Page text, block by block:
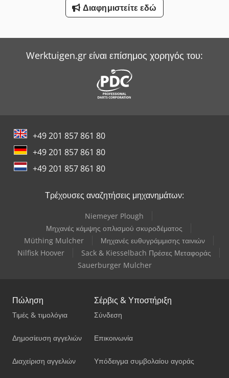
Witzig & Frank Μηχανές Μεταφοράς
Wurster & Dietz Μηχανές Κατασκευής Παλετών
Yale Picker
Διαφημιστείτε εδώ
Werktuigen.gr είναι επίσημος χορηγός του:
+49 201 857 861 80
+49 201 857 861 80
+49 201 857 861 80
Τρέχουσες αναζητήσεις μηχανημάτων:
Niemeyer Plough
Μηχανές κάμψης οπλισμού σκυροδέματος
Müthing Mulcher
Μηχανές ευθυγράμμισης ταινιών
Nilfisk Hoover
Sack & Kiesselbach Πρέσες Μεταφοράς
Sauerburger Mulcher
Πώληση
Τιμές & τιμολόγια
Δημοσίευση αγγελιών
Διαχείριση αγγελιών
Σέρβις & Υποστήριξη
Σύνδεση
Επικοινωνία
Υπόδειγμα συμβολαίου αγοράς